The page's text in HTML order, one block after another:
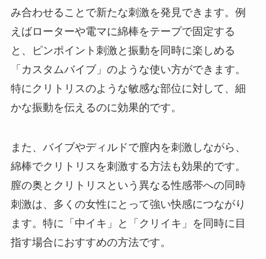
み合わせることで新たな刺激を発見できます。例
えばローターや電マに綿棒をテープで固定する
と、ピンポイント刺激と振動を同時に楽しめる
「カスタムバイブ」のような使い方ができます。
特にクリトリスのような敏感な部位に対して、細
かな振動を伝えるのに効果的です。
また、バイブやディルドで膣内を刺激しながら、
綿棒でクリトリスを刺激する方法も効果的です。
膣の奥とクリトリスという異なる性感帯への同時
刺激は、多くの女性にとって強い快感につながり
ます。特に「中イキ」と「クリイキ」を同時に目
指す場合におすすめの方法です。